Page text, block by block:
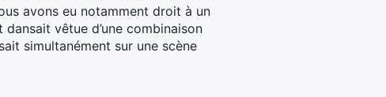
avons eu notamment droit à un
vêtue d’une combinaison
simultanément sur une scène